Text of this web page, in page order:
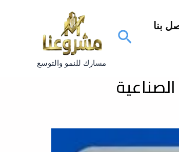
بنا
البحث
مسارك للنمو والتوسع